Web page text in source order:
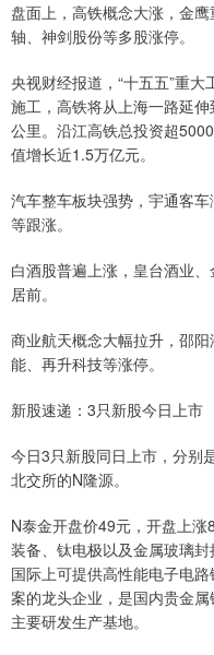
盘面上，高铁概念大涨，金
轴、神剑股份等多股涨停。
央视财经报道，“十五五”重
施工，高铁将从上海一路延
公里。沿江高铁总投资超
值增长近1.5万亿元。
汽车整车板块强势，宇通客
等跟涨。
白酒股普遍上涨，皇台酒业
居前。
商业航天概念大幅拉升，邵
能、再升科技等涨停。
新股速递：3只新股今日上市
今日3只新股同日上市，分别
北交所的N隆源。
N泰金开盘价49元，开盘上
装备、钛电极以及金属玻璃
国际上可提供高性能电子电
案的龙头企业，是国内贵金
主要研发生产基地。